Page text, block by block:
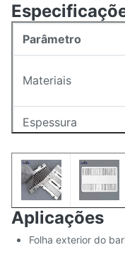
Parâmetro
Materiais
Espessura
Largura da linha
Altura da abóbora
Finalização da
superfície
Aplicações
Folha exterior do